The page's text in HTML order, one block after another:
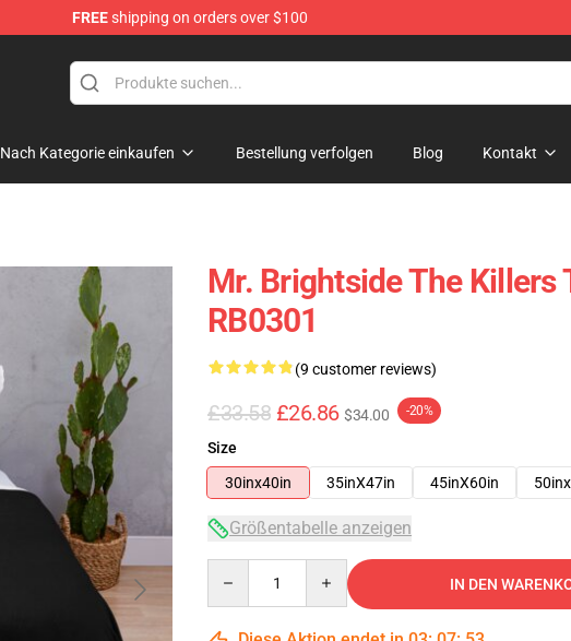
FREEshipping on orders over $100
Nach Kategorie einkaufen Bestellung verfolgen Blog Kontakt
Mr. Brightside The Killers
RB0301
(9 customer reviews)
£33.58 £26.86 $34.00 -20%
Size
30inx40in
35inX47in 45inX60in
Größentabelle anzeigen
IN DEN